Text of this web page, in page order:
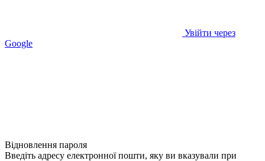
Увійти через
Google
Відновлення пароля
Введіть адресу електронної пошти, яку ви вказували при